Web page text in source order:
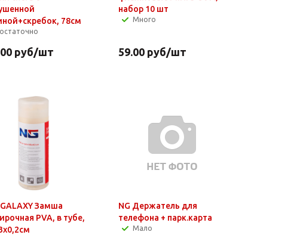
78см
руб/шт
набор 10 шт
Много
59.00руб/шт
GALAXY Замша
PVA, в тубе,
NG Держатель для
телефона + парк.карта
Мало